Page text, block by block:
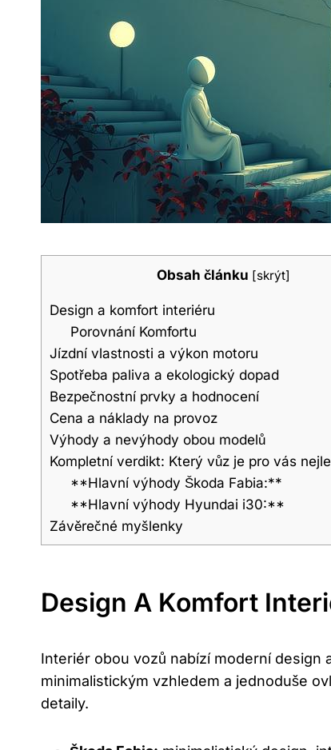
Obsah článku [skrýt]
Design a komfort interiéru
Porovnání Komfortu
Jízdní vlastnosti a výkon motoru
Spotřeba paliva a ekologický dopad
Bezpečnostní prvky a hodnocení
Cena a náklady na provoz
Výhody a nevýhody obou modelů
Kompletní verdikt: Který vůz je pro vás
**Hlavní výhody Škoda Fabia:**
**Hlavní výhody Hyundai i30:**
Závěrečné myšlenky
Design A Komfort
Interiér obou vozů nabízí moderní design
minimalistickým vzhledem a jednoduše
detaily.